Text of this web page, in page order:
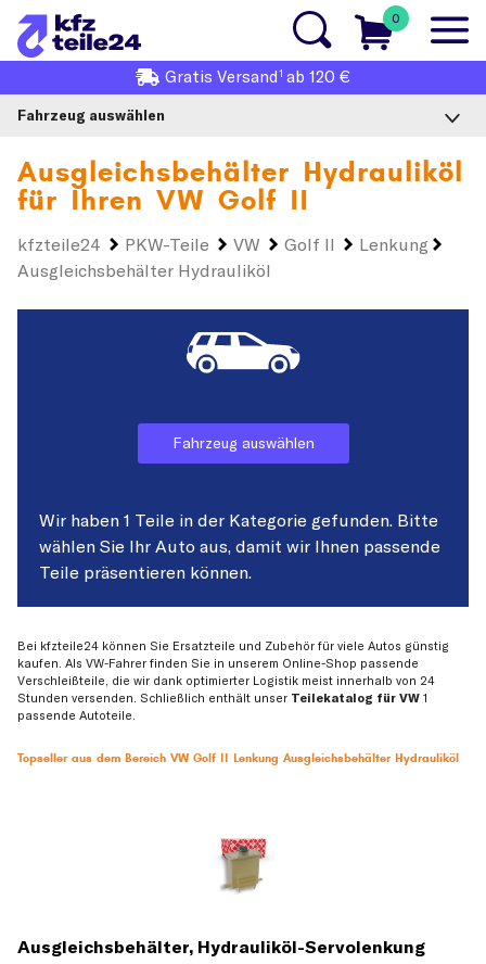
0
Gratis Versand1 ab 120 €
Fahrzeug auswählen
Ausgleichsbehälter Hydrauliköl
für Ihren VW Golf II
kfzteile24 PKW-Teile VW Golf II
Lenkung
Ausgleichsbehälter Hydrauliköl
Fahrzeug auswählen
Wir haben 1 Teile in der Kategorie gefunden. Bitte
wählen Sie Ihr Auto aus, damit wir Ihnen passende
Teile präsentieren können.
Bei kfzteile24 können Sie Ersatzteile und Zubehör für viele Autos günstig
kaufen. Als VW-Fahrer finden Sie in unserem Online-Shop passende
Verschleißteile, die wir dank optimierter Logistik meist innerhalb von 24
Stunden versenden. Schließlich enthält unser Teilekatalog für VW 1
passende Autoteile.
Topseller aus dem Bereich VW Golf II Lenkung Ausgleichsbehälter Hydrauliköl
Ausgleichsbehälter, Hydrauliköl-Servolenkung